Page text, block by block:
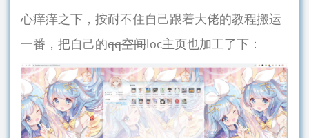
心痒痒之下，按耐不住自己跟着大佬的教程搬运
一番，把自己的qq空间loc主页也加工了下：